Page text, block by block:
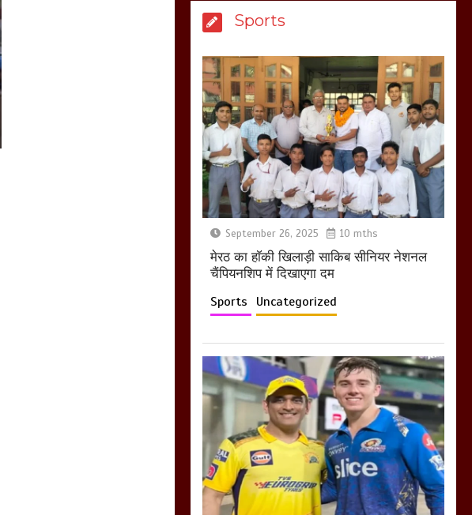
नहीं बनने देना चाहते सुने
क्या कहा मौलाना कारी
शफीकुर्रहमान रहमान ने
March 11, 2025
बिजली विभाग से परेशान
होकर बागपत में एक संत ने
सरकार को दी आमरण
अनशन की चेतावनी
March 8, 2025
Sports
September 26, 2025 10 mths
मेरठ का हाॅकी खिलाड़ी साकिब सीनियर नेशनल
चैंपियनशिप में दिखाएगा दम
Sports Uncategorized